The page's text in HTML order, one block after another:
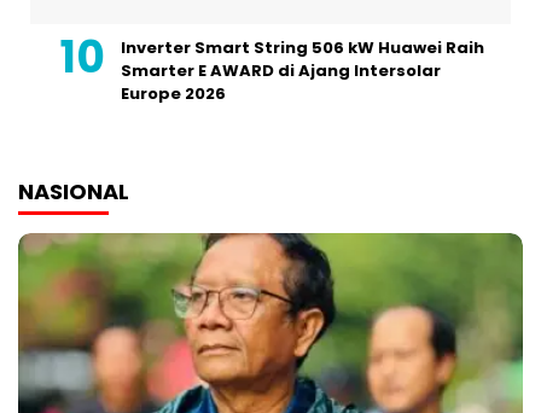
Inverter Smart String 506 kW Huawei Raih
Smarter E AWARD di Ajang Intersolar
Europe 2026
NASIONAL